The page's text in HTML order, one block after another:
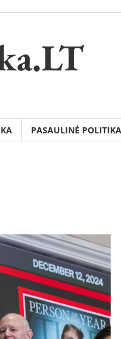
PASAULINĖ POLITIKA